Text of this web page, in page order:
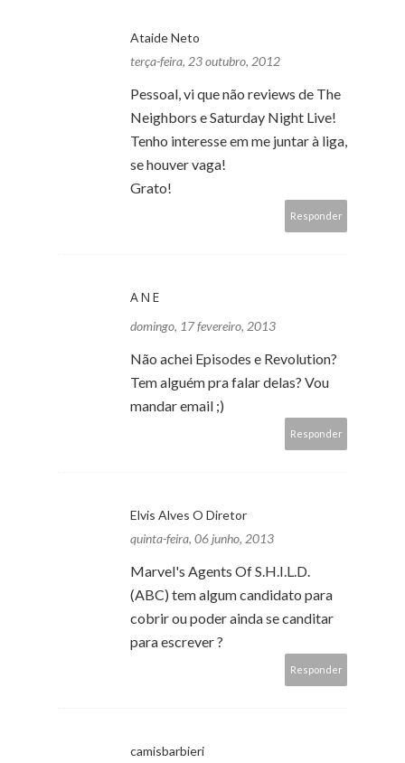
Ataide Neto
terça-feira, 23 outubro, 2012
Pessoal, vi que não reviews de The
Neighbors e Saturday Night Live!
Tenho interesse em me juntar à liga,
se houver vaga!
Grato!
Responder
ANE
domingo, 17 fevereiro, 2013
Não achei Episodes e Revolution?
Tem alguém pra falar delas? Vou
mandar email ;)
Responder
Elvis Alves O Diretor
quinta-feira, 06 junho, 2013
Marvel's Agents Of S.H.I.L.D.
(ABC) tem algum candidato para
cobrir ou poder ainda se canditar
para escrever ?
Responder
camisbarbieri